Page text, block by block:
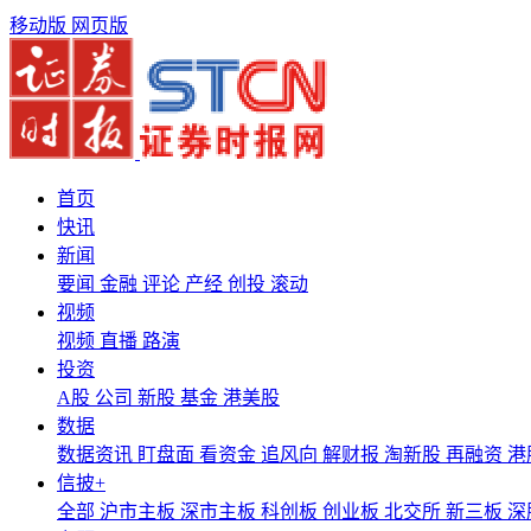
移动版 网页版
首页
快讯
新闻
要闻 金融 评论 产经 创投 滚动
视频
视频 直播 路演
投资
A股 公司 新股 基金 港美股
数据
数据资讯 盯盘面 看资金 追风向 解财报 淘新股 再融资 港
信披+
全部 沪市主板 深市主板 科创板 创业板 北交所 新三板 深